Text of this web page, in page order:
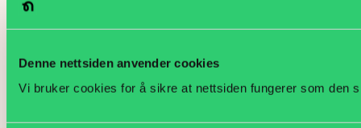
Denne nettsiden anvender cookies
Vi bruker cookies for å sikre at nettsiden fungerer som den